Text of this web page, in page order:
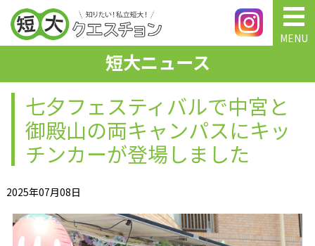
MENU
短大ニュース
七夕フェスティバルで中宮と
御殿山の両キャンパスにキッ
チンカーが登場しました
2025年07月08日